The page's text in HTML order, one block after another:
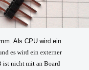
Als CPU wird ein
es wird ein externer
ist nicht mit an Board